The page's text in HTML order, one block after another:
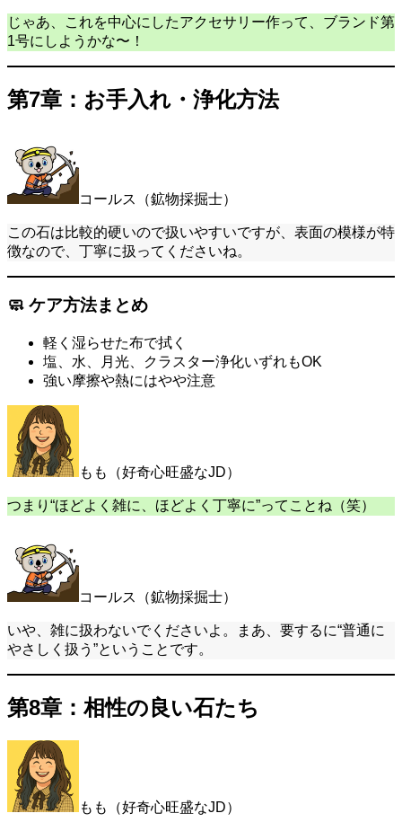
じゃあ、これを中心にしたアクセサリー作って、ブランド第
1号にしようかな〜！
第7章：お手入れ・浄化方法
コールス（鉱物採掘士）
この石は比較的硬いので扱いやすいですが、表面の模様が特
徴なので、丁寧に扱ってくださいね。
🧼 ケア方法まとめ
軽く湿らせた布で拭く
塩、水、月光、クラスター浄化いずれもOK
強い摩擦や熱にはやや注意
もも（好奇心旺盛なJD）
つまり“ほどよく雑に、ほどよく丁寧に”ってことね（笑）
コールス（鉱物採掘士）
いや、雑に扱わないでくださいよ。まあ、要するに“普通に
やさしく扱う”ということです。
第8章：相性の良い石たち
もも（好奇心旺盛なJD）